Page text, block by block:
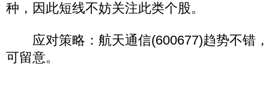
种，因此短线不妨关注此类个股。
应对策略：航天通信(600677)趋势不错，
可留意。